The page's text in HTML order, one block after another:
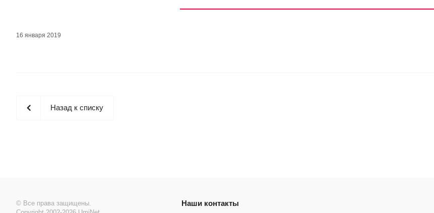
16 января 2019
Назад к списку
© Все права защищены.
Наши контакты